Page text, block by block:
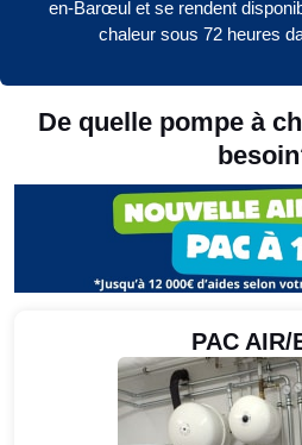
De quelle pompe à
PAC AIR/
en-Barœul et se rendent
chaleur sous 72 heures